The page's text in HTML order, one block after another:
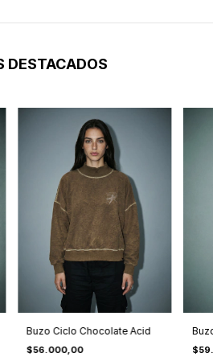
DESTACADOS
Buzo Ciclo Chocolate Acid
$56.000,00